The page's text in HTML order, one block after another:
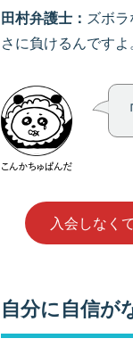
田村弁護士： ズボ
さに負けるんです
入会しなく
自分に自信が